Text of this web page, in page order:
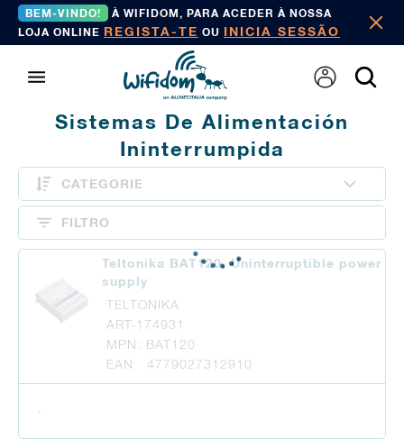
BEM-VINDO!
À WIFIDOM, PARA ACEDER À NOSSA
LOJA ONLINE REGISTA-TE OU INICIA SESSÃO
Sistemas De Alimentación
Ininterrumpida
CATEGORIE
FILTRO
Teltonika BAT120, Uninterruptible power
supply
TELTONIKA
ART-174931
MPN: BAT120
EAN 4779027312910
-